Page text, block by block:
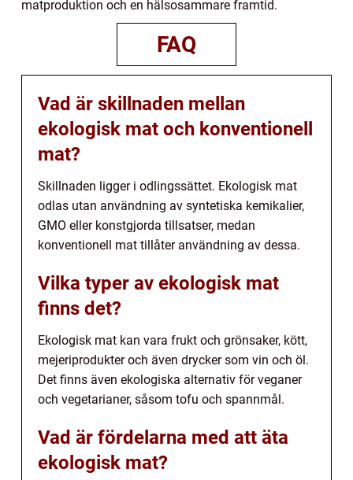
matproduktion och en hälsosammare framtid.
FAQ
Vad är skillnaden mellan
ekologisk mat och konventionell
mat?
Skillnaden ligger i odlingssättet. Ekologisk mat
odlas utan användning av syntetiska kemikalier,
GMO eller konstgjorda tillsatser, medan
konventionell mat tillåter användning av dessa.
Vilka typer av ekologisk mat
finns det?
Ekologisk mat kan vara frukt och grönsaker, kött,
mejeriprodukter och även drycker som vin och öl.
Det finns även ekologiska alternativ för veganer
och vegetarianer, såsom tofu och spannmål.
Vad är fördelarna med att äta
ekologisk mat?